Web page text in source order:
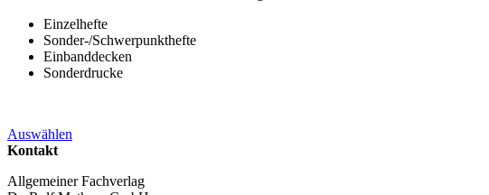
Einzelhefte
Sonder-/Schwerpunkthefte
Einbanddecken
Sonderdrucke
Auswählen
Kontakt
Allgemeiner Fachverlag